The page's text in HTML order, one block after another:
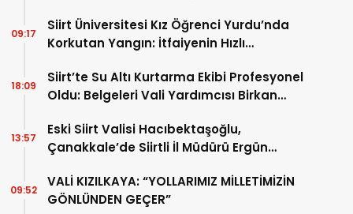
Siirt Üniversitesi Kız Öğrenci Yurdu’nda
Korkutan Yangın: İtfaiyenin Hızlı
09:17
Siirt’te Su Altı Kurtarma Ekibi Profesyonel
Oldu: Belgeleri Vali Yardımcısı Birkan
18:09
Eski Siirt Valisi Hacıbektaşoğlu,
Çanakkale’de Siirtli İl Müdürü Ergün
13:57
VALİ KIZILKAYA: “YOLLARIMIZ MİLLETİMİZİN
GÖNLÜNDEN GEÇER”
09:52